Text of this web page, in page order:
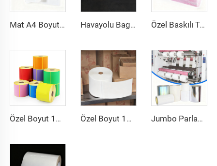
Mat A4 Boyutlu Yağsız Vellum Etiket Barkod Sticker Etiket 8.5x11inç A4 Etiket Sayfası Lazer Yazıcı ve Mürekkep Püskürtmeli Yazıcı İçin Havayolu Bagaj Etiketi Sticker Etiketler Termal Sentetik Kağıt Doğrudan Termal BOPP Film Bagaj Etiketi Bagaj Etiketleri İçin Özel Baskılı Termal Karton Hava Uçuş Bileti Havayolu Bileti Bindirme Girişi Kağıt Uçuş Biletleri
Özel Boyut 102x150 102x152 Baskılı Etiket Termal Transfer Kargo Sticker Yapışkanlı Etiket 4x6 İnç Sevkiyat Termal Renkli Etiket Özel Boyut 102x152 Termal Transfer Etiket Yarı Parlak Kağıt Transfer Yapışkanlı Kargo Etiketi 4x6 Sevkiyat Termal Etiket Sticker Jumbo Parlak PP PET PE Etiket Malzemesi Jumbo Film Kendinden Yapışkanlı Kağıt Polietilen Çıkartma Stok Sentetik Etiket Jumbo Rulo